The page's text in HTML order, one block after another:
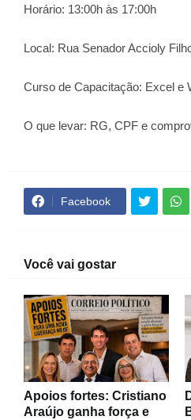
Horário: 13:00h às 17:00h
Local: Rua Senador Accioly
Curso de Capacitação: Excel e
O que levar: RG, CPF e
Facebook
Você vai gostar
Apoios fortes: Cristiano
Araújo ganha força e